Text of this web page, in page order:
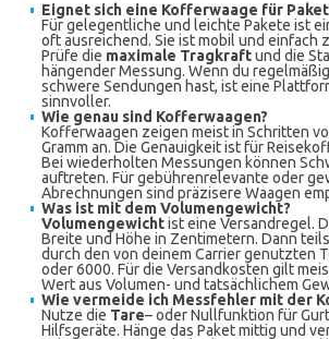
Eignet sich eine Kofferwaage für
Für gelegentliche und leichte Pakete ist
oft ausreichend. Sie ist mobil und einfach
Prüfe die maximale Tragkraftund die
hängender Messung. Wenn du
schwere Sendungen hast, ist eine
sinnvoller.
Wie genau sind Kofferwaagen?
Kofferwaagen zeigen meist in Schritten
Gramm an. Die Genauigkeit ist für
Bei wiederholten Messungen können
auftreten. Für gebührenrelevante oder
Abrechnungen sind präzisere Waagen
Was ist mit dem Volumengewicht?
Volumengewichtist eine Versandregel.
Breite und Höhe in Zentimetern. Dann
durch den von deinem Carrier genutzten
oder 6000. Für die Versandkosten gilt
Wert aus Volumen- und tatsächlichem
Wie vermeide ich Messfehler mit der
Nutze die Tare– oder Nullfunktion für
Hilfsgeräte. Hänge das Paket mittig und